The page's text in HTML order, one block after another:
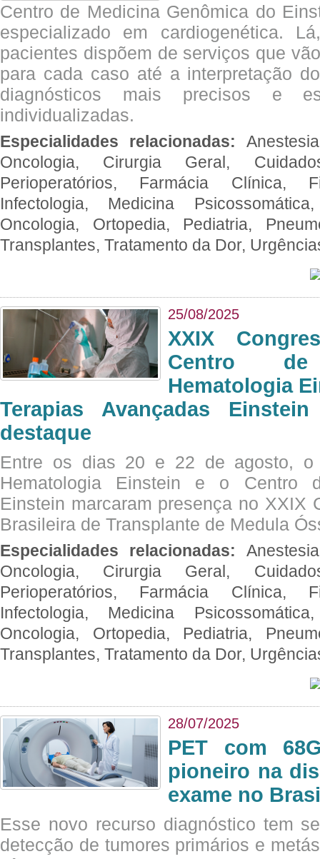
Centro de Medicina Genômica do
especializado em cardiogenética.
pacientes dispõem de serviços que
para cada caso até a interpretação
diagnósticos mais precisos e
individualizadas.
Especialidades relacionadas:
Oncologia, Cirurgia Geral,
Perioperatórios, Farmácia Clínica,
Infectologia, Medicina
Oncologia, Ortopedia, Pediatria,
Transplantes, Tratamento da Dor,
25/08/2025
XXIX
Centro
Hematologia
Terapias Avançadas
destaque
Entre os dias 20 e 22 de agosto, o
Hematologia Einstein e o Centro
Einstein marcaram presença no XXIX
Brasileira de Transplante de Medula
Especialidades relacionadas:
Oncologia, Cirurgia Geral,
Perioperatórios, Farmácia Clínica,
Infectologia, Medicina
Oncologia, Ortopedia, Pediatria,
Transplantes, Tratamento da Dor,
28/07/2025
PET com
pioneiro na
exame no
Esse novo recurso diagnóstico tem
detecção de tumores primários e